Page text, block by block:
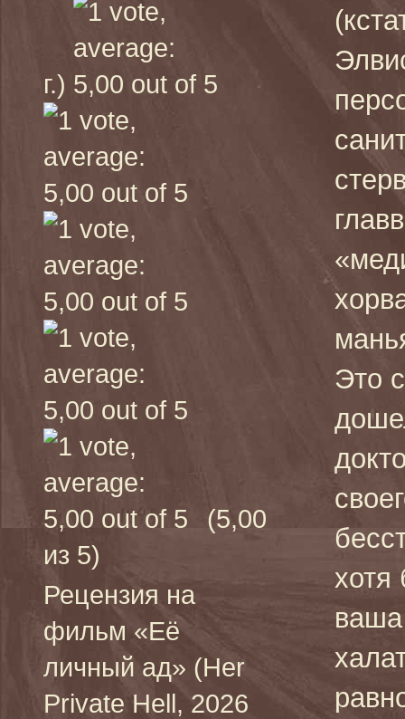
г.)
(5,00
из 5)
Рецензия на
фильм «Её
личный ад» (Her
Private Hell, 2026
Это
хотя